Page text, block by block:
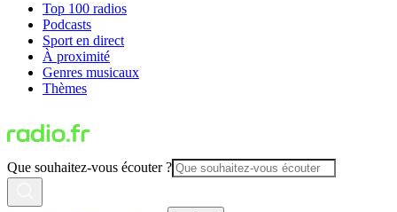
Top 100 radios
Podcasts
Sport en direct
À proximité
Genres musicaux
Thèmes
Que souhaitez-vous écouter ?